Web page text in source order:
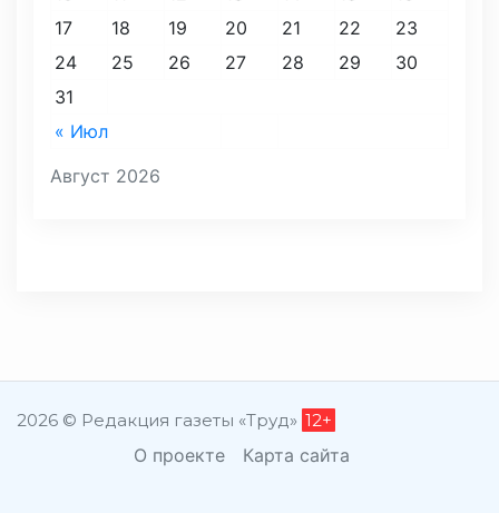
Август 2026
« Июл
17
18 19 20 21 22
23
24
25 26 27 28 29
30
31
2026 © Редакция газеты «Труд» 12+
О проекте Карта сайта